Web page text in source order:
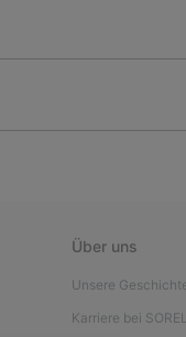
Über uns
Unsere
Karriere bei